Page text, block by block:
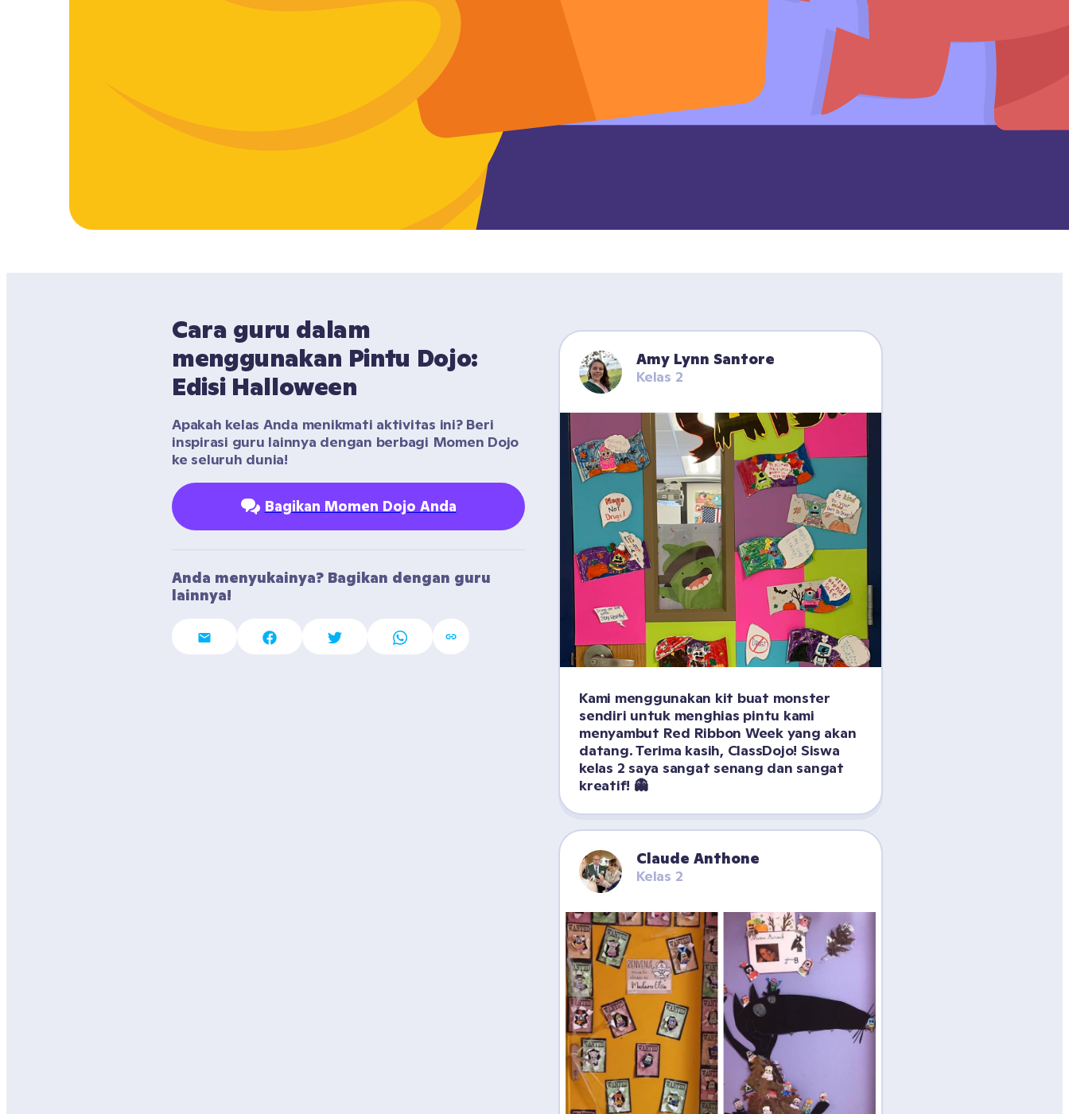
Cara guru dalam
menggunakan Pintu Dojo:
Edisi Halloween
Apakah kelas Anda menikmati aktivitas ini? Beri
inspirasi guru lainnya dengan berbagi Momen Dojo
ke seluruh dunia!
Bagikan Momen Dojo Anda
Anda menyukainya? Bagikan dengan guru
lainnya!
Amy Lynn Santore
Kelas 2
Kami menggunakan kit buat monster
sendiri untuk menghias pintu kami
menyambut Red Ribbon Week yang akan
datang. Terima kasih, ClassDojo! Siswa
kelas 2 saya sangat senang dan sangat
kreatif! 👻
Claude Anthone
Kelas 2